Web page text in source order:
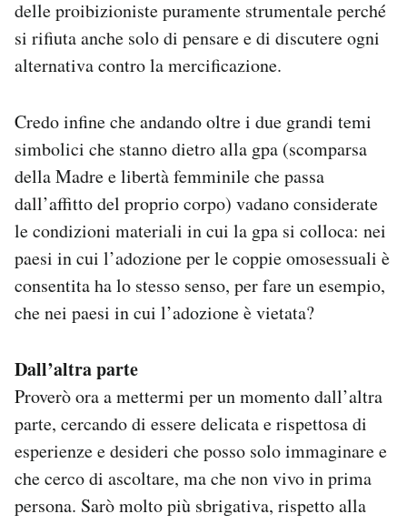
delle proibizioniste puramente strumentale perché
si rifiuta anche solo di pensare e di discutere ogni
alternativa contro la mercificazione.
Credo infine che andando oltre i due grandi temi
simbolici che stanno dietro alla gpa (scomparsa
della Madre e libertà femminile che passa
dall’affitto del proprio corpo) vadano considerate
le condizioni materiali in cui la gpa si colloca: nei
paesi in cui l’adozione per le coppie omosessuali è
consentita ha lo stesso senso, per fare un esempio,
che nei paesi in cui l’adozione è vietata?
Dall’altra parte
Proverò ora a mettermi per un momento dall’altra
parte, cercando di essere delicata e rispettosa di
esperienze e desideri che posso solo immaginare e
che cerco di ascoltare, ma che non vivo in prima
persona. Sarò molto più sbrigativa, rispetto alla